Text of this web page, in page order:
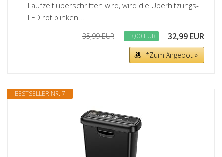
Laufzeit überschritten wird, wird die Überhitzungs-
LED rot blinken...
35,99 EUR −3,00 EUR 32,99 EUR
*Zum Angebot »
BESTSELLER NR. 7